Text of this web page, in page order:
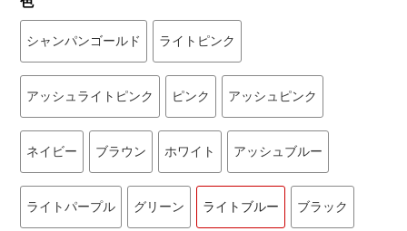
シャンパンゴールド ライトピンク
アッシュライトピンク ピンク アッシュピンク
ネイビー ブラウン ホワイト アッシュブルー
ライトパープル グリーン ライトブルー ブラック